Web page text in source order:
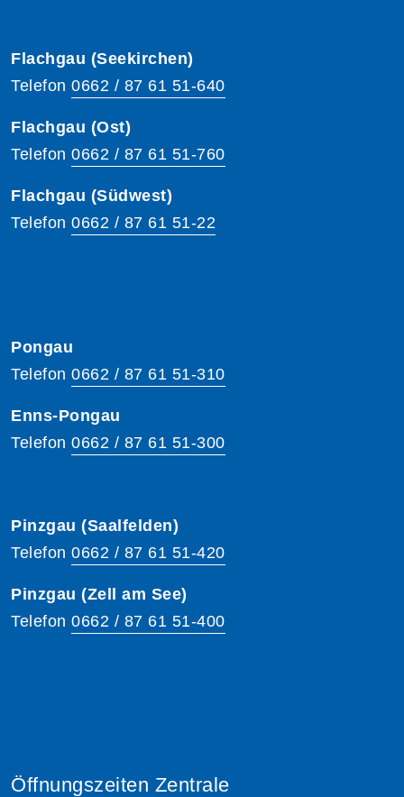
Flachgau (Seekirchen)
Telefon 0662 / 87 61 51-640
Flachgau (Ost)
Telefon 0662 / 87 61 51-760
Flachgau (Südwest)
Telefon 0662 / 87 61 51-22
Pongau
Telefon 0662 / 87 61 51-310
Enns-Pongau
Telefon 0662 / 87 61 51-300
Pinzgau (Saalfelden)
Telefon 0662 / 87 61 51-420
Pinzgau (Zell am See)
Telefon 0662 / 87 61 51-400
Öffnungszeiten Zentrale